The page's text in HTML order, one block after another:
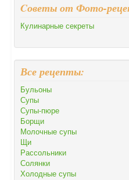
Cоветы от Фото-
Кулинарные секреты
Все рецепты:
Бульоны
Супы
Супы-пюре
Борщи
Молочные супы
Щи
Рассольники
Солянки
Холодные супы